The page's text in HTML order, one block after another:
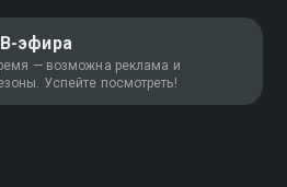
эфира
— возможна реклама и
Успейте посмотреть!